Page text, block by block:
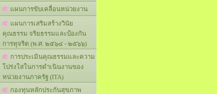
แผนการขับเคลื่อนหน่วยงาน
แผนการเสริมสร้างวินัย
คุณธรรม จริยธรรมและป้องกัน
การทุจริต (พ.ศ. ๒๕๖๔ - ๒๕๖๖)
การประเมินคุณธรรมและความ
โปร่งใสในการดำเนินงานของ
หน่วยงานภาครัฐ (ITA)
กองทุนหลักประกันสุขภาพ